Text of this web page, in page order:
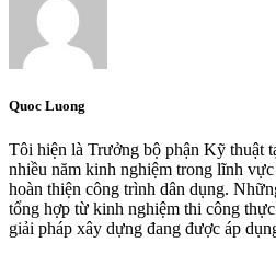
Quoc Luong
Tôi hiện là Trưởng bộ phận Kỹ thuật
nhiều năm kinh nghiệm trong lĩnh
hoàn thiện công trình dân dụng.
tổng hợp từ kinh nghiệm thi công
giải pháp xây dựng đang được áp